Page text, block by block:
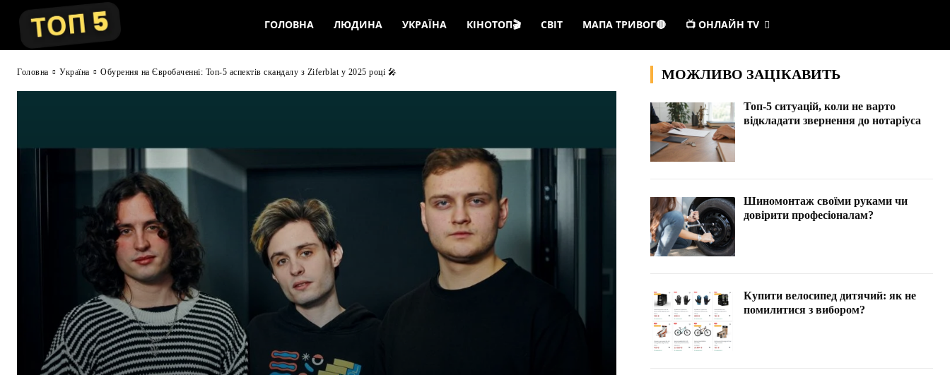
ГОЛОВНА ЛЮДИНА УКРАЇНА КІНОТОП🎬 СВІТ МАПА ТРИВОГ🔴 📺 ОНЛАЙН TV
Головна Україна Обурення на Євробаченні: Топ-5 аспектів скандалу з Ziferblat у 2025 році 🎤 МОЖЛИВО ЗАЦІКАВИТЬ
Топ-5 ситуацій, коли не варто
відкладати звернення до нотаріуса
Шиномонтаж своїми руками чи
довірити професіоналам?
Купити велосипед дитячий: як не
помилитися з вибором?